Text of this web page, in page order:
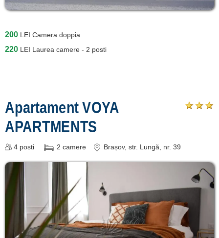
200 LEI Camera doppia
220 LEI Laurea camere - 2 posti
Apartament VOYA
APARTMENTS
4 posti 2 camere Brașov, str. Lungă, nr. 39